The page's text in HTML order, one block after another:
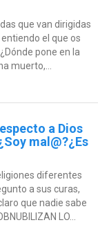
que van dirigidas
el que os
pone en la
muerto,...
a Dios
mal@?¿Es
diferentes
a sus curas,
que nadie sabe
LO...